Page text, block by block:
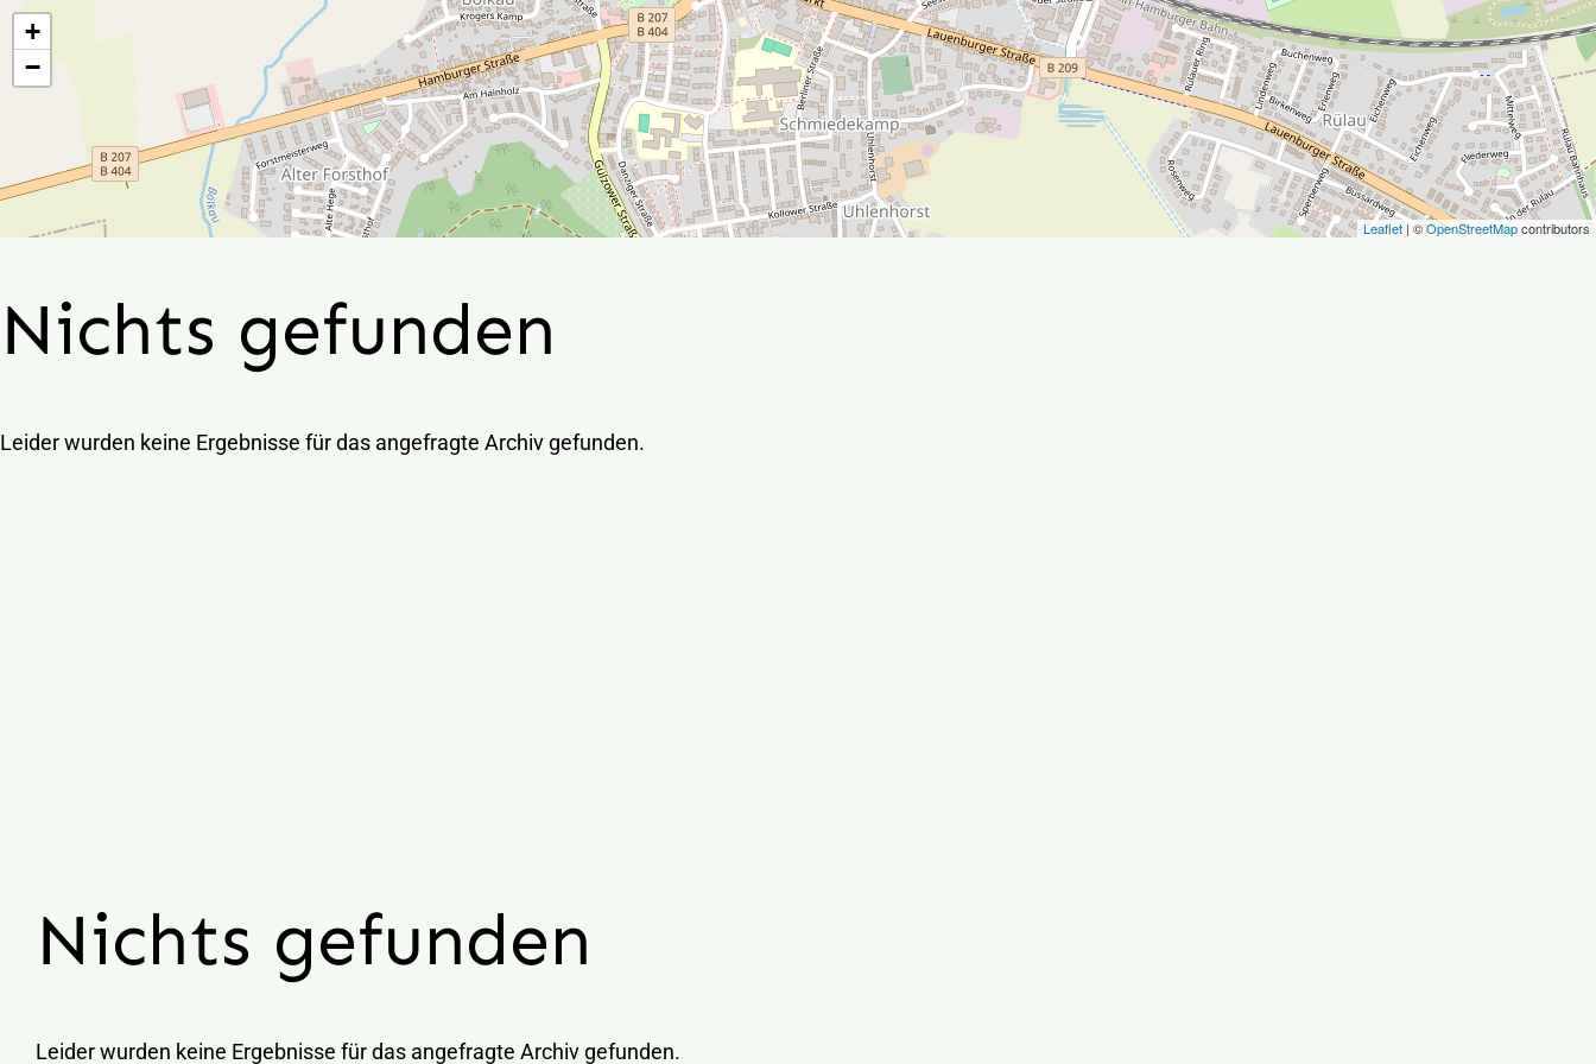
Zum
Inhalt
+
−
Leaflet | ©OpenStreetMapcontributors
Nichts gefunden
Leider wurden keine Ergebnisse für das angefragte Archiv gefunden.
Nichts gefunden
Leider wurden keine Ergebnisse für das angefragte Archiv gefunden.